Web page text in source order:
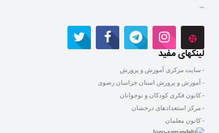
""
لینکهای مفید
- سایت مرکزی آموزش و پرورش
- آموزش و پرورش استان خراسان رضوی
- کانون فکری کودکان و نوجوانان
- مرکز استعدادهای درخشان
- کانون معلمان